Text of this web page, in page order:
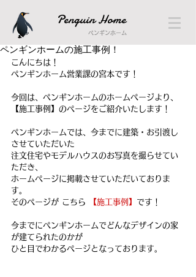
Penguin Home
ペンギンホーム
ペンギンホームの施工事例！
こんにちは！
ペンギンホーム営業課の宮本です！
今回は、ペンギンホームのホームページより、
【施工事例】のページをご紹介いたします！
ペンギンホームでは、今までに建築・お引渡し
させていただいた
注文住宅やモデルハウスのお写真を撮らせてい
ただき、
ホームページに掲載させていただいておりま
す。
そのページが こちら 【施工事例】 です！
今までにペンギンホームでどんなデザインの家
が建てられたのかが
ひと目でわかるページとなっております。